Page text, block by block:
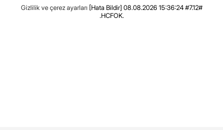
Gizlilik ve çerez ayarları [Hata Bildir] 08.08.2026 15:36:24 #7.12#
.HCFOK.